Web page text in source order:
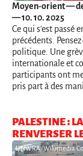
Moyen-orient—
— 10. 10. 2025
Ce qui s'est passé
précédents.
politique. Une
internationale et
participants ont
pris part à des
PALESTINE :
RENVERSER
UNWRA, Wikimedia